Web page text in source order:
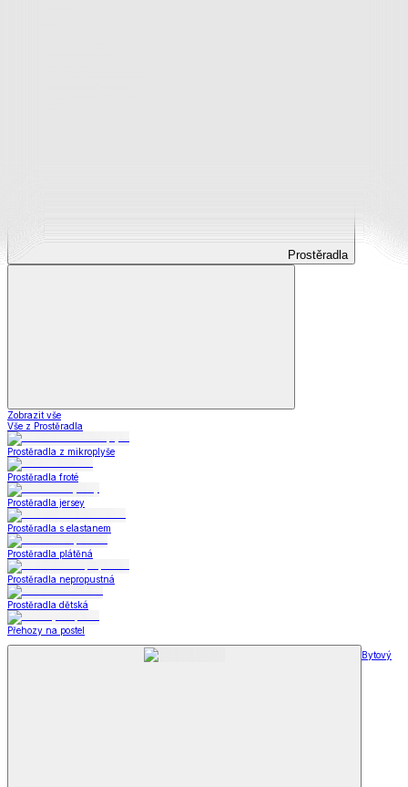
Prostěradla
Zobrazit vše
Vše z Prostěradla
Prostěradla z mikroplyše
Prostěradla froté
Prostěradla jersey
Prostěradla s elastanem
Prostěradla plátěná
Prostěradla nepropustná
Prostěradla dětská
Přehozy na postel
Bytový